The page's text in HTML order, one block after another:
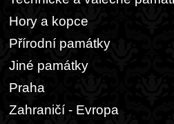
Hory a kopce
Přírodní památky
Jiné památky
Praha
Zahraničí - Evropa